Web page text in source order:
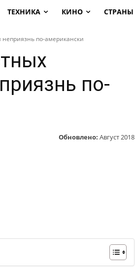
ТЕХНИКА КИНО СТРАНЫ
по-американски
по-
Обновлено: Август 2018